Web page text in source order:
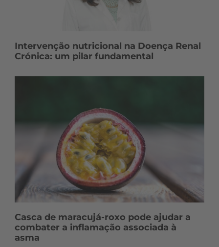
Intervenção nutricional na Doença Renal
Crónica: um pilar fundamental
Casca de maracujá-roxo pode ajudar a
combater a inflamação associada à
asma